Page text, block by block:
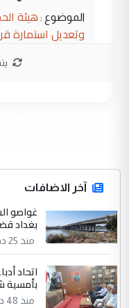
الموضوع : هيئة
وتعديل استمارة
المشترك لا
الدول الشقيقة
يوسف غزوان عصمت
التعليق :
زوجتي أيضا
إكمال دراستي
الموضوع :
آخر الاضافات
غواصو
بغداد
منذ 25 دقيقة
اتحاد
بأمسية
منذ 48 دقيقة